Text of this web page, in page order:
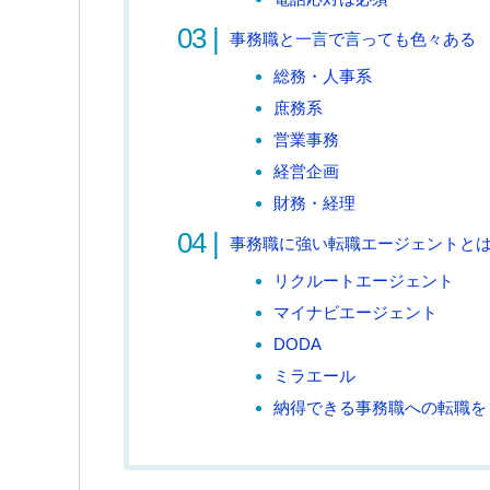
事務職と一言で言っても色々ある
総務・人事系
庶務系
営業事務
経営企画
財務・経理
事務職に強い転職エージェントと
リクルートエージェント
マイナビエージェント
DODA
ミラエール
納得できる事務職への転職を